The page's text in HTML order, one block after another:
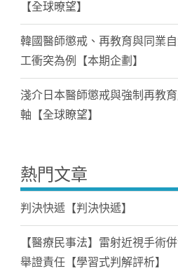
【全球暸望】
韓國醫師懲戒、再教育與同業
工衝突為例【本期企劃】
淺介日本醫師懲戒與強制再教
軸【全球瞭望】
熱門文章
判決快遞【判決快遞】
【醫療民事法】雷射近視手術
舉證責任【學習式判解評析】